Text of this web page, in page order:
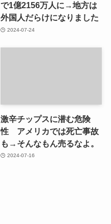
で1億2156万人に→地方は
外国人だらけになりました
2024-07-24
激辛チップスに潜む危険
性 アメリカでは死亡事故
も→そんなもん売るなよ。
2024-07-16